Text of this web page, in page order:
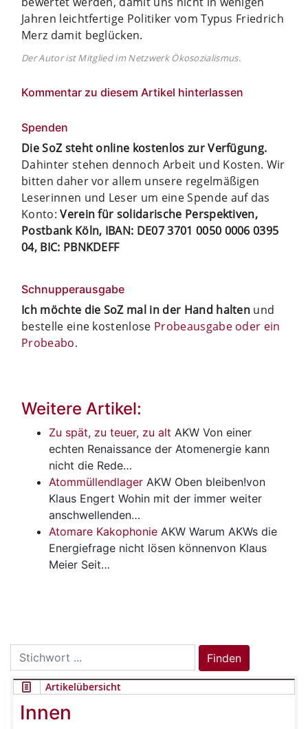
Jahren leichtfertige Politiker vom Typus Friedrich
Merz damit beglücken.
Der Autor ist Mitglied im Netzwerk Ökosozialismus.
Kommentar zu diesem Artikel hinterlassen
Spenden
Die SoZ steht online kostenlos zur Verfügung.
Dahinter stehen dennoch Arbeit und Kosten. Wir
bitten daher vor allem unsere regelmäßigen
Leserinnen und Leser um eine Spende auf das
Konto:Verein für solidarische Perspektiven,
Postbank Köln, IBAN: DE07 3701 0050 0006 0395
04, BIC: PBNKDEFF
Schnupperausgabe
Ich möchte die SoZ mal in der Hand halten und
bestelle eine kostenlose Probeausgabe oder ein
Probeabo.
Weitere Artikel:
Zu spät, zu teuer, zu alt AKW Von einer
echten Renaissance der Atomenergie kann
nicht die Rede…
Atommüllendlager AKW Oben bleiben!von
Klaus Engert Wohin mit der immer weiter
anschwellenden…
Atomare Kakophonie AKW Warum AKWs die
Energiefrage nicht lösen könnenvon Klaus
Meier Seit…
Search
for:
Finden
Artikelübersicht
Innen